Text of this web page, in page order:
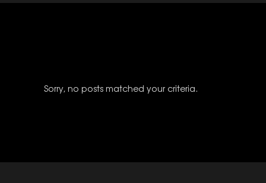
Sorry, no posts matched your criteria.